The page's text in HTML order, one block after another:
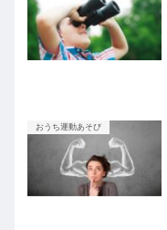
おうち運動あそび